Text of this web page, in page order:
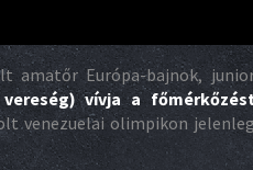
amatőr Európa-bajnok,
vívja a
venezuelai olimpikon